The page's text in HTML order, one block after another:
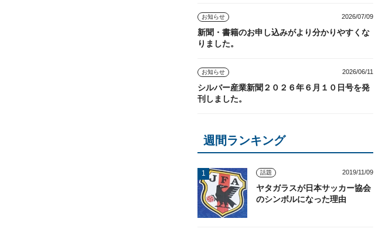
お知らせ 2026/07/09
新聞・書籍のお申し込みがより分かりやすくな
りました。
お知らせ 2026/06/11
シルバー産業新聞２０２６年６月１０日号を発
刊しました。
週間ランキング
話題 2019/11/09
ヤタガラスが日本サッカー協会
のシンボルになった理由